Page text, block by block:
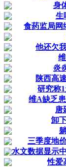
身
生
食药监局网
他还欠
炎
陕西高
研究称
维A缺乏
唐
卸
三季度地
水文数据显示
性爱